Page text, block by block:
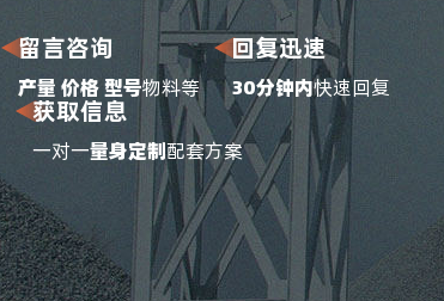
留言咨询
产量 价格 型号物料等
回复迅速
30分钟内快速回复
获取信息
一对一量身定制配套方案